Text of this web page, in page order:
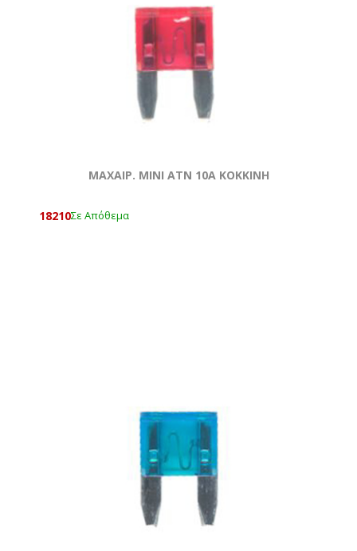
ΜΑΧΑΙΡ. ΜΙΝΙ ATN 10Α ΚΟΚΚΙΝΗ
18210Σε Απόθεμα